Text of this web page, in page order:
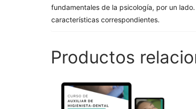
fundamentales de la psicología, por un
características correspondientes.
Productos